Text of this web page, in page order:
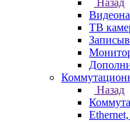
Назад
ТВ
Назад